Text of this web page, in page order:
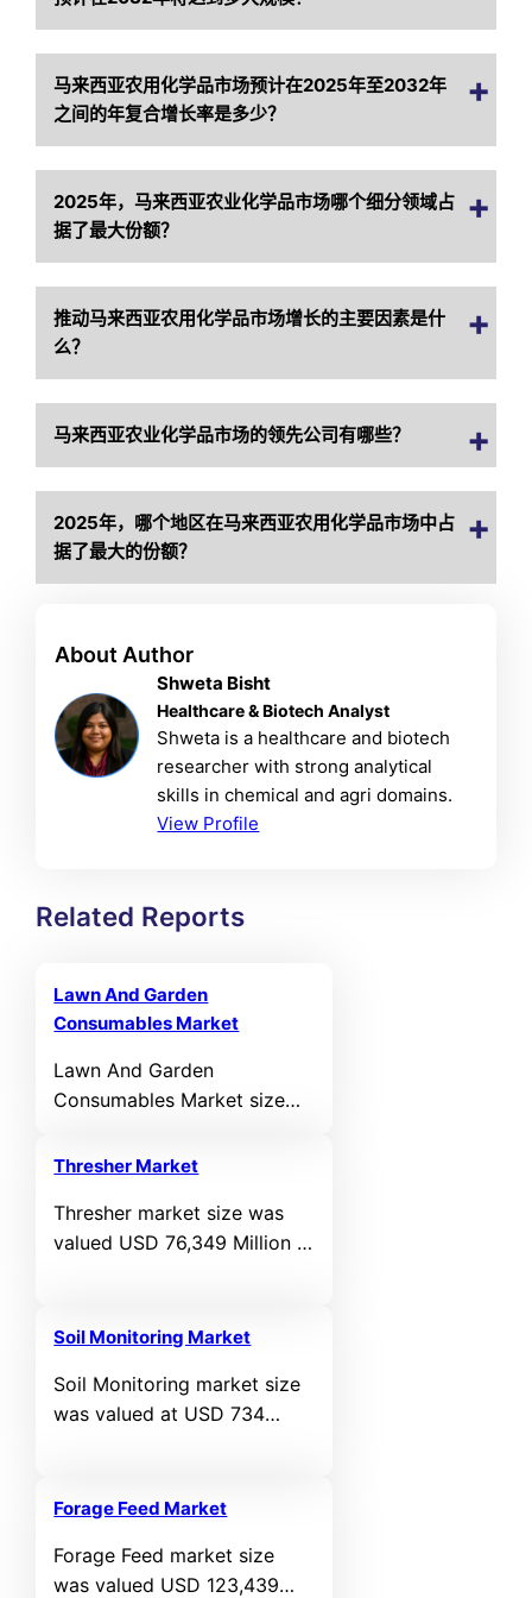
马来西亚农用化学品市场预计在2025年至2032年
之间的年复合增长率是多少？
2025年，马来西亚农业化学品市场哪个细分领域占
据了最大份额？
推动马来西亚农用化学品市场增长的主要因素是什
么？
马来西亚农业化学品市场的领先公司有哪些？
2025年，哪个地区在马来西亚农用化学品市场中占
据了最大的份额？
About Author
Shweta Bisht
Healthcare & Biotech Analyst
Shweta is a healthcare and biotech
researcher with strong analytical
skills in chemical and agri domains.
View Profile
Related Reports
Lawn And Garden
Consumables Market
Lawn And Garden
Consumables Market size
million in 2024 and is
36035.47 million by 2032, at
a CAGR of 5.82% during the
Thresher Market
Thresher market size was
valued USD 76,349 Million in
by 2032, at a CAGR of
period.
Soil Monitoring Market
Soil Monitoring market size
was valued at USD 734
2,137.12 Million by 2032, at a
forecast period.
Forage Feed Market
Forage Feed market size
was valued USD 123,439